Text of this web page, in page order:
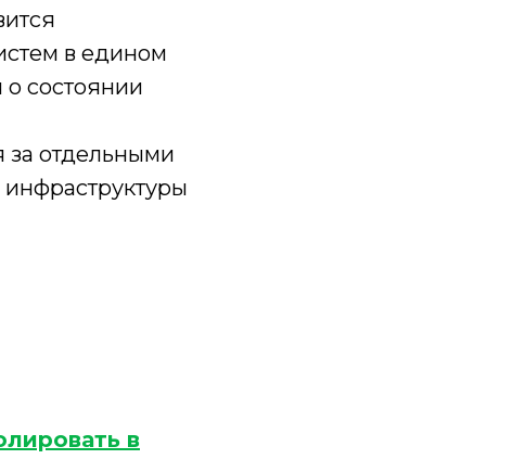
в едином
состоянии
за отдельными
в